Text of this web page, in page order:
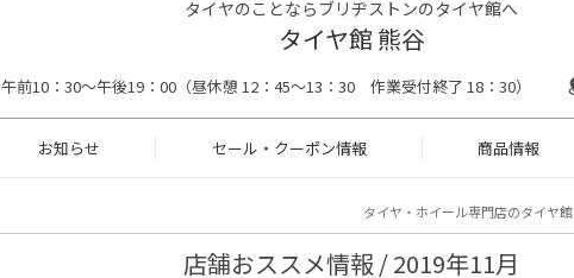
タイヤのことならブリヂストンのタイヤ館へ
タイヤ館 熊谷
午前10：30～午後19：00（昼休憩 12：45～13：30 作業受付終了 18：30）
お知らせ セール・クーポン情報 商品情報
タイヤ・ホイール専門店のタイヤ館
店舗おススメ情報 / 2019年11月